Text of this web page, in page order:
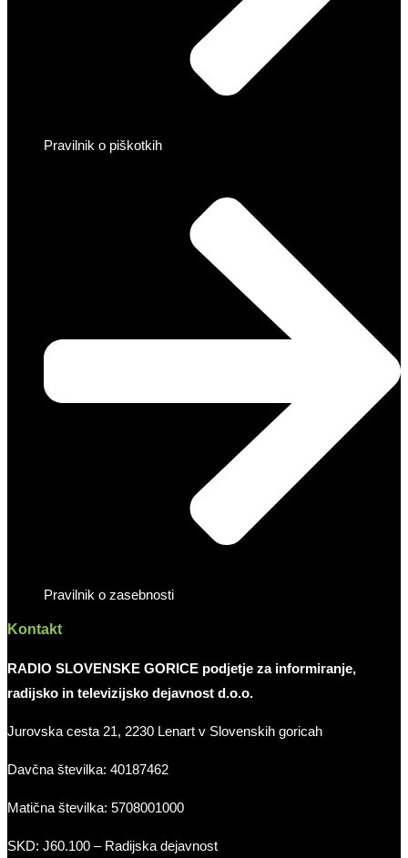
Pravilnik o piškotkih
Pravilnik o zasebnosti
Kontakt
RADIO SLOVENSKE GORICE podjetje za informiranje,
radijsko in televizijsko dejavnost d.o.o.
Jurovska cesta 21, 2230 Lenart v Slovenskih goricah
Davčna številka: 40187462
Matična številka: 5708001000
SKD: J60.100 – Radijska dejavnost